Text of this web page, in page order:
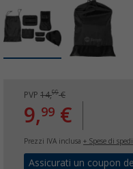
PVP 14,99€
9,99 €
Prezzi IVA inclusa + Spese di
Assicurati un coupon